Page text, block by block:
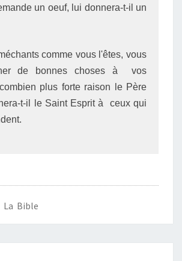
un oeuf, lui donnera-t-il un
comme vous l'êtes, vous
de bonnes choses à vos
plus forte raison le Père
t-il le Saint Esprit à ceux qui
La Bible